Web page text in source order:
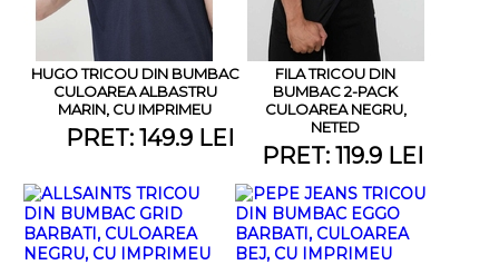
HUGO TRICOU DIN BUMBAC
CULOAREA ALBASTRU
MARIN, CU IMPRIMEU
PRET: 149.9 LEI
FILA TRICOU DIN
BUMBAC 2-PACK
CULOAREA NEGRU,
NETED
PRET: 119.9 LEI